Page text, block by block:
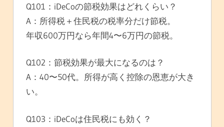
Q101：iDeCoの節税効果はどれくらい？
A：所得税＋住民税の税率分だけ節税。
年収600万円なら年間4〜6万円の節税。
Q102：節税効果が最大になるのは？
A：40〜50代。所得が高く控除の恩恵が大き
い。
Q103：iDeCoは住民税にも効く？